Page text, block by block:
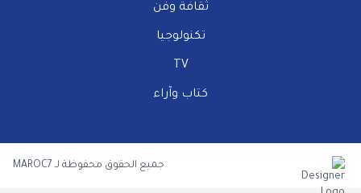
ثقافة وفن
تكنولوجيا
TV
كتاب وآراء
جميع الحقوق محفوظة لـ MAROC7